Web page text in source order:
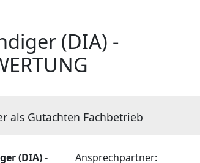
(DIA) -
als Gutachten Fachbetrieb
(DIA) -
Ansprechpartner: